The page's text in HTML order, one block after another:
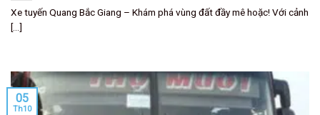
Xe tuyến Quang Bắc Giang – Khám phá vùng đất đầy mê hoặc! Với cảnh
[...]
05
Th10